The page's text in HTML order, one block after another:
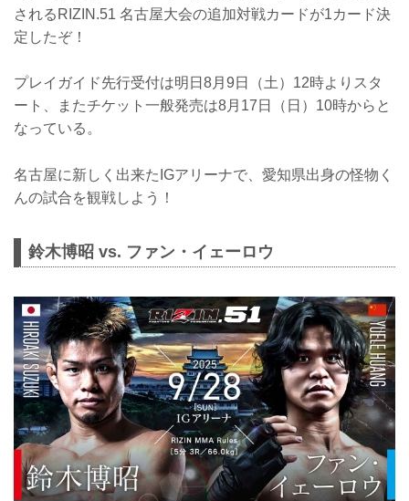
されるRIZIN.51 名古屋大会の追加対戦カードが1カード決
定したぞ！
プレイガイド先行受付は明日8月9日（土）12時よりスタ
ート、またチケット一般発売は8月17日（日）10時からと
なっている。
名古屋に新しく出来たIGアリーナで、愛知県出身の怪物く
んの試合を観戦しよう！
鈴木博昭 vs. ファン・イェーロウ